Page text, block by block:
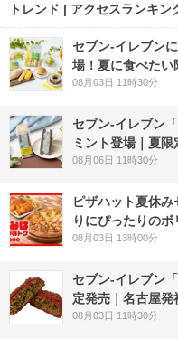
トレンド | アクセスランキン
セブン‐イレブン
場！夏に食べたい
08月03日 11時30分
セブン‐イレブン
ミント登場｜夏
08月06日 11時30分
ピザハット夏休
りにぴったりの
08月03日 13時00分
セブン-イレブン
定発売｜名古屋
08月03日 11時30分